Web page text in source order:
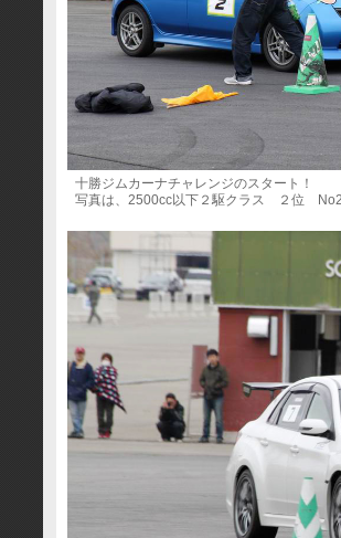
十勝ジムカーナチャレンジのスタート！
写真は、2500cc以下２駆クラス ２位